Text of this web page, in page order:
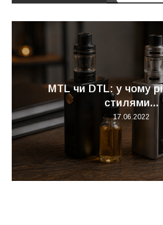
MTL чи DTL: у чому
стилями...
17.06.2022